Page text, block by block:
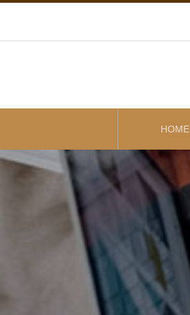
HOME